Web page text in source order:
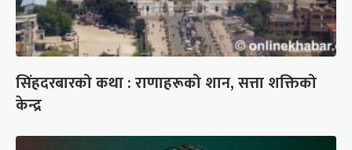
सिंहदरबारको कथा : राणाहरूको शान, सत्ता शक्तिको
केन्द्र